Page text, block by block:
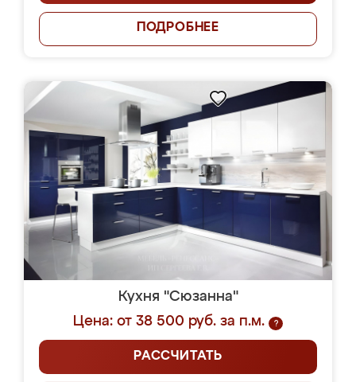
ПОДРОБНЕЕ
Кухня "Сюзанна"
Цена: от 38 500 руб. за п.м.
?
РАССЧИТАТЬ